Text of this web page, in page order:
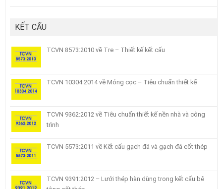
KẾT CẤU
TCVN 8573:2010 về Tre – Thiết kế kết cấu
TCVN 10304:2014 về Móng cọc – Tiêu chuẩn thiết kế
TCVN 9362:2012 về Tiêu chuẩn thiết kế nền nhà và công
trình
TCVN 5573:2011 về Kết cấu gạch đá và gạch đá cốt thép
TCVN 9391:2012 – Lưới thép hàn dùng trong kết cấu bê